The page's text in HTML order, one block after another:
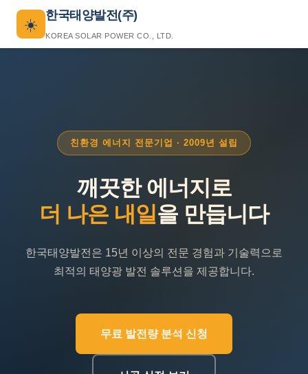
☀️
한국태양발전(주)
KOREA SOLAR POWER CO., LTD.
친환경 에너지 전문기업 · 2009년 설립
깨끗한 에너지로
더 나은 내일 을 만듭니다
한국태양발전은 15년 이상의 전문 경험과 기술력으로
최적의 태양광 발전 솔루션을 제공합니다.
무료 발전량 분석 신청